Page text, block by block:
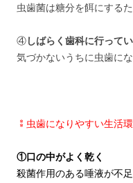
虫歯菌は糖分を餌にする
④しばらく歯科に行って
気づかないうちに虫歯に
⁑虫歯になりやすい生活
①口の中がよく乾く
殺菌作用のある唾液が不